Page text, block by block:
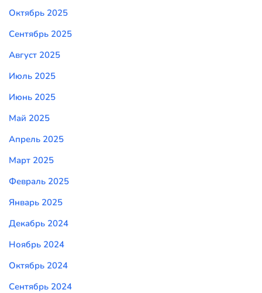
Октябрь 2025
Сентябрь 2025
Август 2025
Июль 2025
Июнь 2025
Май 2025
Апрель 2025
Март 2025
Февраль 2025
Январь 2025
Декабрь 2024
Ноябрь 2024
Октябрь 2024
Сентябрь 2024